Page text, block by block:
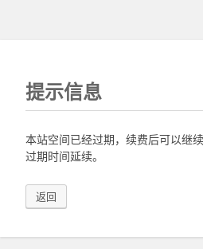
提示信息
本站空间已经过期，续费后可以继
过期时间延续。
返回